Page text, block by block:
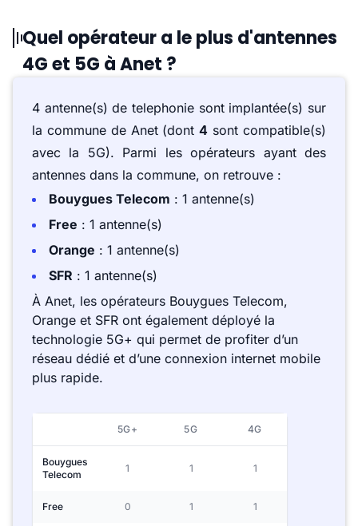
Quel opérateur a le plus d'antennes
4G et 5G à Anet ?
4 antenne(s) de telephonie sont implantée(s) sur
la commune de Anet (dont4 sont compatible(s)
avec la 5G). Parmi les opérateurs ayant des
antennes dans la commune, on retrouve :
Bouygues Telecom : 1 antenne(s)
Free : 1 antenne(s)
Orange : 1 antenne(s)
SFR : 1 antenne(s)
À Anet, les opérateurs Bouygues Telecom,
Orange et SFR ont également déployé la
technologie 5G+ qui permet de profiter d’un
réseau dédié et d’une connexion internet mobile
plus rapide.
5G+ 5G 4G
Bouygues
Telecom
1 1 1
Free 0 1 1